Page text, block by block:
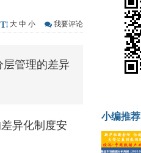
金利率明显下行
全产业链解析
大 中 小 我要评论
层管理的差异
异化制度安
小编推荐